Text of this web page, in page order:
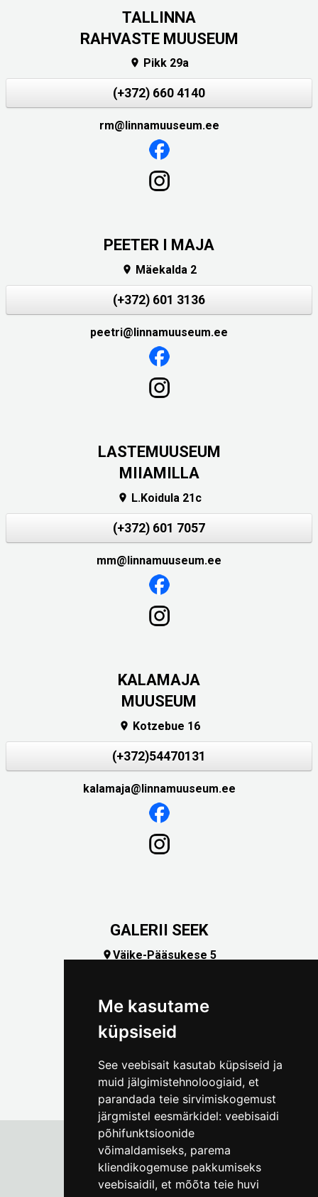
Me kasutame
küpsiseid
See veebisait kasutab küpsiseid ja
muid jälgimistehnoloogiaid, et
parandada teie sirvimiskogemust
järgmistel eesmärkidel: veebisaidi
põhifunktsioonide
võimaldamiseks, parema
kliendikogemuse pakkumiseks
veebisaidil, et mõõta teie huvi
TALLINNA
RAHVASTE MUUSEUM
 Pikk 29a
(+372) 660 4140
rm@linnamuuseum.ee
PEETER I MAJA
 Mäekalda 2
(+372) 601 3136
peetri@linnamuuseum.ee
LASTEMUUSEUM
MIIAMILLA
 L.Koidula 21c
(+372) 601 7057
mm@linnamuuseum.ee
KALAMAJA
MUUSEUM
 Kotzebue 16
(+372)54470131
kalamaja@linnamuuseum.ee
GALERII SEEK
Väike-Pääsukese 5
Tallinna Linnamuuseum
Vene 17